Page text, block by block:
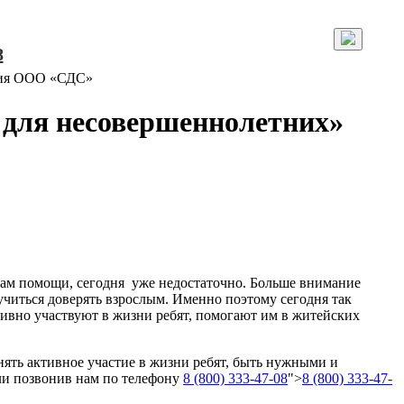
ООО «СДС»
несовершеннолетних»
помощи, сегодня уже недостаточно. Больше внимание
доверять взрослым. Именно поэтому сегодня так
участвуют в жизни ребят, помогают им в житейских
активное участие в жизни ребят, быть нужными и
позвонив нам по телефону 8 (800) 333-47-08">8 (800) 333-47-